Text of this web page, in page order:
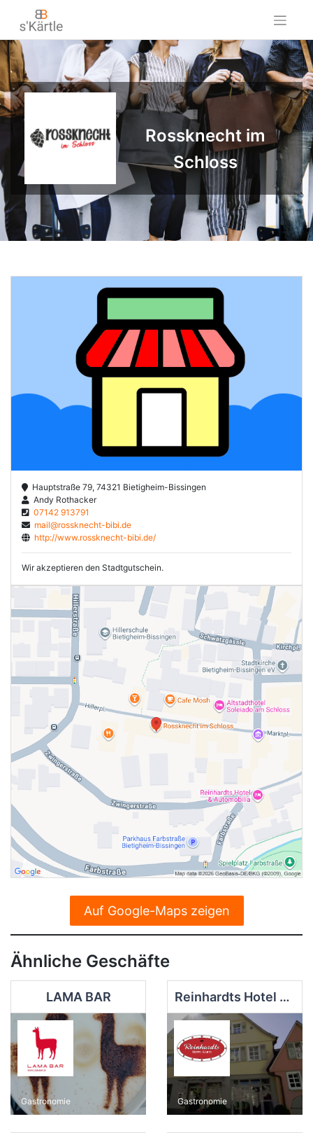
content
Rossknecht im
Schloss
Hauptstraße 79, 74321 Bietigheim-Bissingen
Andy Rothacker
07142 913791
mail@rossknecht-bibi.de
http://www.rossknecht-bibi.de/
Wir akzeptieren den Stadtgutschein.
Auf Google-Maps zeigen
Ähnliche Geschäfte
LAMA BAR
Gastronomie
Reinhardts Hotel & Automobilia
Gastronomie